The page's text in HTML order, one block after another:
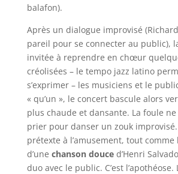
balafon).
Après un dialogue improvisé (Richard
pareil pour se connecter au public),
invitée à reprendre en chœur
créolisées – le tempo jazz latino
s’exprimer – les musiciens et le
« qu’un », le concert bascule alors
plus chaude et dansante. La foule
prier pour danser un zouk
prétexte à l’amusement, tout comme
d’une chanson douced’Henri
duo avec le public. C’est